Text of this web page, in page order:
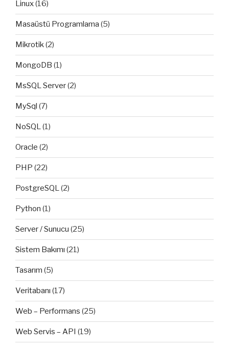
Linux(16)
Masaüstü Programlama (5)
Mikrotik(2)
MongoDB (1)
MsSQL Server(2)
MySql (7)
NoSQL(1)
Oracle (2)
PHP (22)
PostgreSQL(2)
Python (1)
Server / Sunucu (25)
Sistem Bakımı (21)
Tasarım (5)
Veritabanı (17)
Web – Performans (25)
Web Servis – API (19)